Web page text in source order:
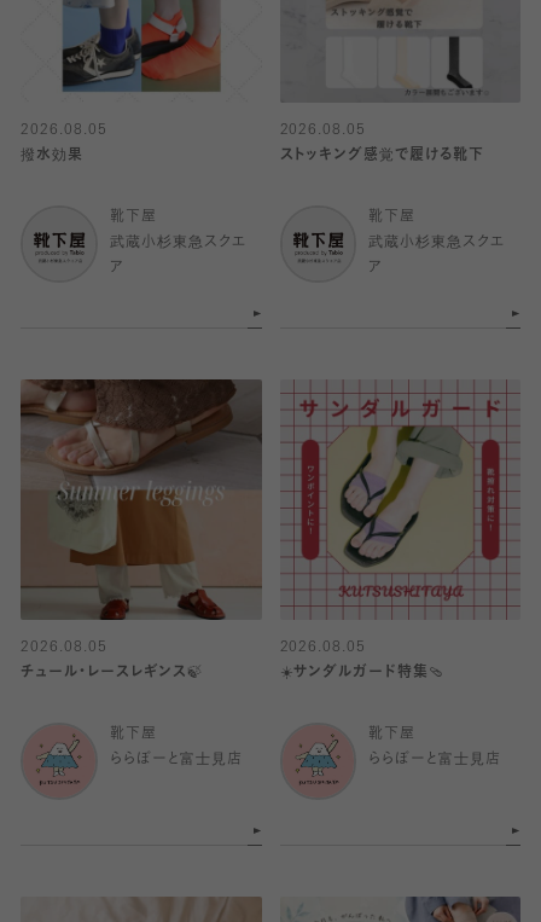
2026.08.05
撥水効果
靴下屋
武蔵小杉東急スクエ
ア
2026.08.05
ストッキング感覚で履ける靴下
靴下屋
武蔵小杉東急スクエ
ア
2026.08.05
チュール・レースレギンス🍃
靴下屋
ららぽーと富士見店
2026.08.05
☀️サンダルガード特集🩴
靴下屋
ららぽーと富士見店